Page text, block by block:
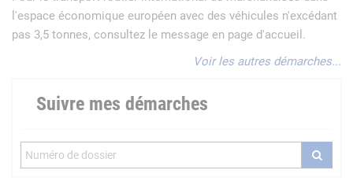
l'espace économique européen avec des véhicules n'excédant
pas 3,5 tonnes, consultez le message en page d'accueil.
Voir les autres démarches...
Suivre mes démarches